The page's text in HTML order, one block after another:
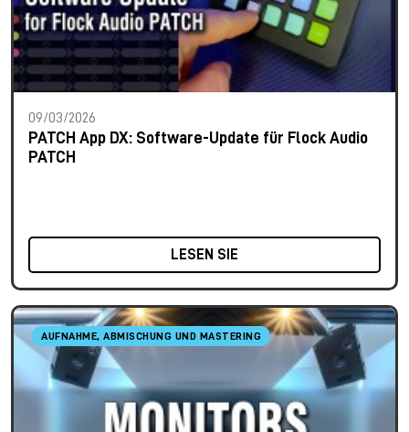
09/03/2026
PATCH App DX: Software-Update für Flock Audio
PATCH
LESEN SIE
AUFNAHME, ABMISCHUNG UND MASTERING